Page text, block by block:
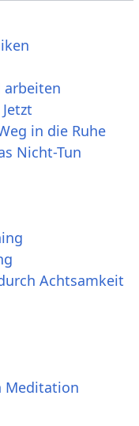
arbeiten
in die Ruhe
Nicht-Tun
Achtsamkeit
Meditation